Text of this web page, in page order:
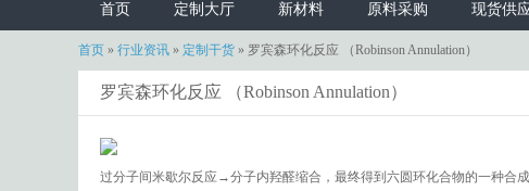
首页 定制大厅 新材料 原料采购 现货供
首页 » 行业资讯 » 定制干货 » 罗宾森环化反应 （Robinson Annulation）
罗宾森环化反应 （Robinson Annulation）
过分子间米歇尔反应→分子内羟醛缩合，最终得到六圆环化合物的一种合成